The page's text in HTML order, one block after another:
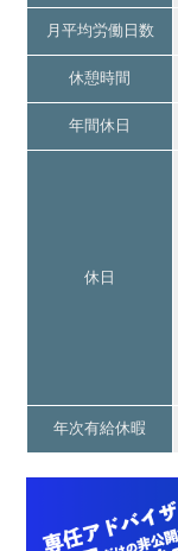
月平均労働日数
休憩時間
年間休日
休日
年次有給休暇